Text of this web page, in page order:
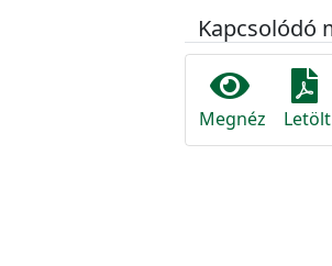
Kapcsolódó
Megnéz Letölt